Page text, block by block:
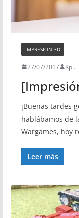
IMPRESION 3D
27/07/2017 Kpi.
¡Buenas tardes
hablábamos de
Wargames, hoy
Leer más